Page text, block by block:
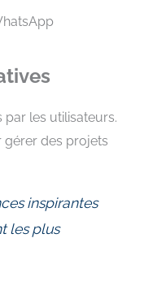
les utilisateurs.
gérer des projets
inspirantes
les plus